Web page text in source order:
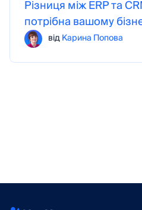
Різниця між ERP та
потрібна вашому
відКарина Попова